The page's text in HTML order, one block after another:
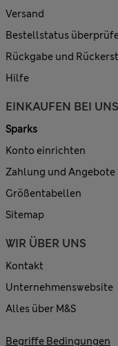
Versand
Bestellstatus
Rückgabe und
Hilfe
EINKAUFEN BEI UNS
Sparks
Konto einrichten
Zahlung und Angebote
Größentabellen
Sitemap
WIR ÜBER UNS
Kontakt
Unternehmenswebsite
Alles über M&S
Begriffe Bedingungen